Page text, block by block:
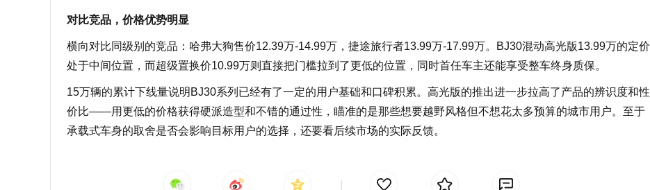
对比竞品，价格优势明显
横向对比同级别的竞品：哈弗大狗售价12.39万-14.99万，捷途旅行者13.99万-17.99万。BJ30混动高光版13.99万的定价
处于中间位置，而超级置换价10.99万则直接把门槛拉到了更低的位置，同时首任车主还能享受整车终身质保。
15万辆的累计下线量说明BJ30系列已经有了一定的用户基础和口碑积累。高光版的推出进一步拉高了产品的辨识度和性
价比——用更低的价格获得硬派造型和不错的通过性，瞄准的是那些想要越野风格但不想花太多预算的城市用户。至于
承载式车身的取舍是否会影响目标用户的选择，还要看后续市场的实际反馈。